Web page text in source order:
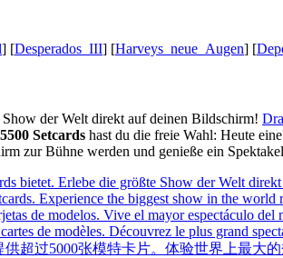
] [Desperados_III] [Harveys_neue_Augen] [
der Welt direkt auf deinen Bildschirm!
Setcards hast du die freie Wahl: Heute
zur Bühne werden und genieße ein